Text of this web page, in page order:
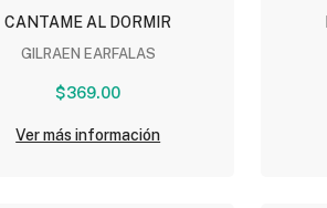
CANTAME AL DORMIR
GILRAEN EARFALAS
$369.00
Ver más información